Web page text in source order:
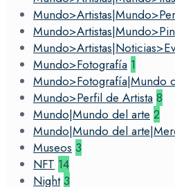
Mundo>Fotografía 1
Mundo>Fotografía|Mundo
Mundo>Perfil de Artista 8
Mundo|Mundo del arte 2
Mundo|Mundo del
Museos 3
NFT 14
Night 3